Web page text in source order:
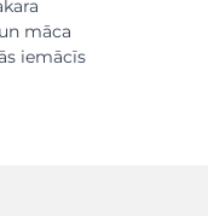
māca
iemācīs